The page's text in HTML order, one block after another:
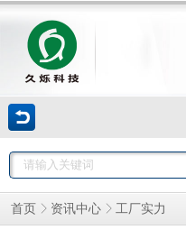
首页 资讯中心 工厂实力